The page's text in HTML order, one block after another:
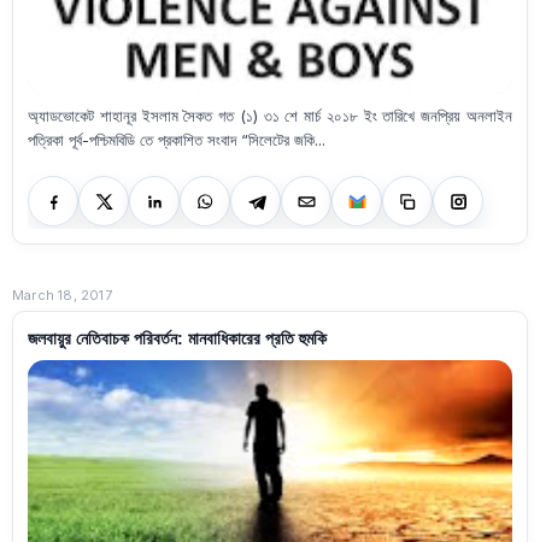
অ্যাডভোকেট শাহানূর ইসলাম সৈকত গত (১) ৩১ শে মার্চ ২০১৮ ইং তারিখে জনপ্রিয় অনলাইন
পত্রিকা পূর্ব-পশ্চিমবিডি তে প্রকাশিত সংবাদ “সিলেটের জকি...
March 18, 2017
জলবায়ুর নেতিবাচক পরিবর্তন: মানবাধিকারের প্রতি হুমকি